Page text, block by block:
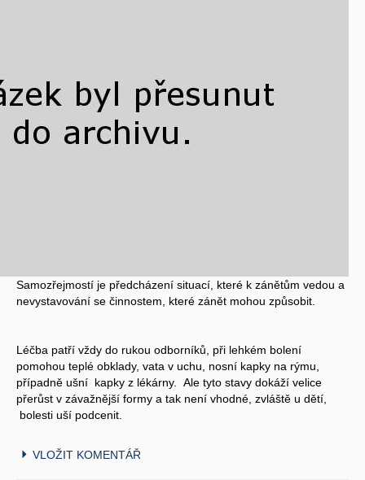
Samozřejmostí je předcházení situací, které k zánětům vedou a
nevystavování se činnostem, které zánět mohou způsobit.
Léčba patří vždy do rukou odborníků, při lehkém bolení
pomohou teplé obklady, vata v uchu, nosní kapky na rýmu,
případně ušní kapky z lékárny. Ale tyto stavy dokáží velice
přerůst v závažnější formy a tak není vhodné, zvláště u dětí,
bolesti uší podcenit.
VLOŽIT KOMENTÁŘ